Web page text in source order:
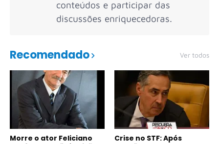
conteúdos e participar das
discussões enriquecedoras.
Recomendado Ver todos
Morre o ator Feliciano
Crise no STF: Após